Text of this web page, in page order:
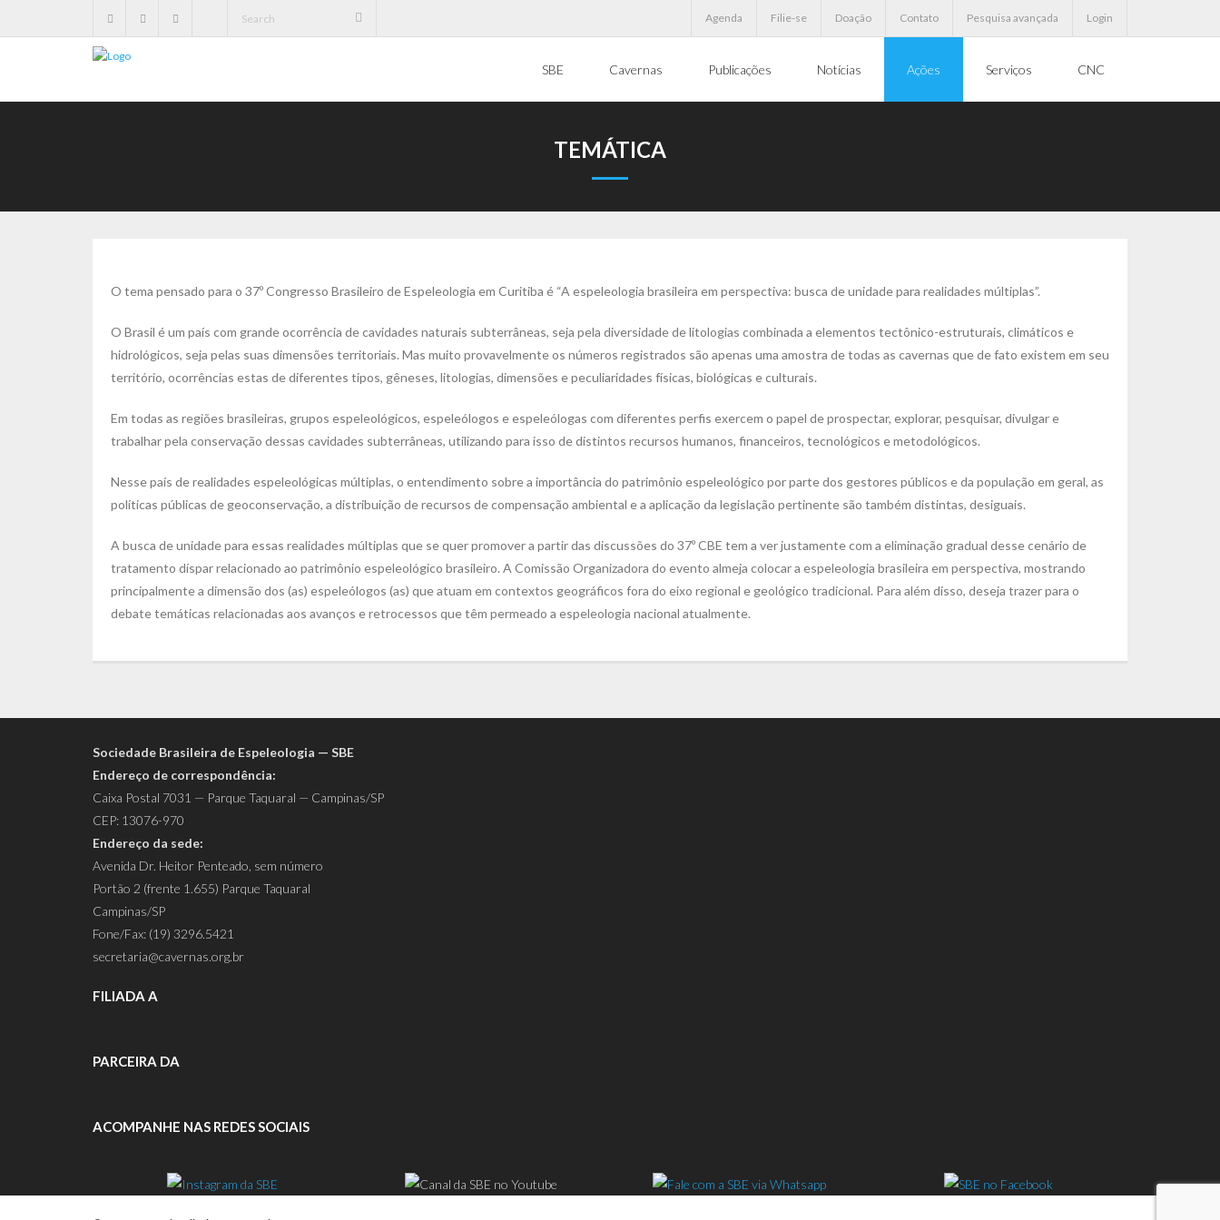
Agenda Filie-se Doação Contato Pesquisa avançada Login
SBE Cavernas Publicações Notícias Ações Serviços CNC
TEMÁTICA
O tema pensado para o 37º Congresso Brasileiro de Espeleologia em Curitiba é “A espeleologia brasileira em perspectiva: busca de unidade para realidades múltiplas”.
O Brasil é um país com grande ocorrência de cavidades naturais subterrâneas, seja pela diversidade de litologias combinada a elementos tectônico-estruturais, climáticos e
hidrológicos, seja pelas suas dimensões territoriais. Mas muito provavelmente os números registrados são apenas uma amostra de todas as cavernas que de fato existem em seu
território, ocorrências estas de diferentes tipos, gêneses, litologias, dimensões e peculiaridades físicas, biológicas e culturais.
Em todas as regiões brasileiras, grupos espeleológicos, espeleólogos e espeleólogas com diferentes perfis exercem o papel de prospectar, explorar, pesquisar, divulgar e
trabalhar pela conservação dessas cavidades subterrâneas, utilizando para isso de distintos recursos humanos, financeiros, tecnológicos e metodológicos.
Nesse país de realidades espeleológicas múltiplas, o entendimento sobre a importância do patrimônio espeleológico por parte dos gestores públicos e da população em geral, as
políticas públicas de geoconservação, a distribuição de recursos de compensação ambiental e a aplicação da legislação pertinente são também distintas, desiguais.
A busca de unidade para essas realidades múltiplas que se quer promover a partir das discussões do 37º CBE tem a ver justamente com a eliminação gradual desse cenário de
tratamento díspar relacionado ao patrimônio espeleológico brasileiro. A Comissão Organizadora do evento almeja colocar a espeleologia brasileira em perspectiva, mostrando
principalmente a dimensão dos (as) espeleólogos (as) que atuam em contextos geográficos fora do eixo regional e geológico tradicional. Para além disso, deseja trazer para o
debate temáticas relacionadas aos avanços e retrocessos que têm permeado a espeleologia nacional atualmente.
Sociedade Brasileira de Espeleologia — SBE
Endereço de correspondência:
Caixa Postal 7031 — Parque Taquaral — Campinas/SP
CEP: 13076-970
Endereço da sede:
Avenida Dr. Heitor Penteado, sem número
Portão 2 (frente 1.655) Parque Taquaral
Campinas/SP
Fone/Fax: (19) 3296.5421
secretaria@cavernas.org.br
FILIADA A
PARCEIRA DA
ACOMPANHE NAS REDES SOCIAIS